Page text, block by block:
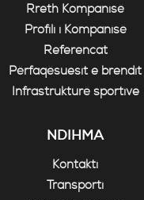
Rreth Kompanisë
Profili i Kompanisë
Referencat
Përfaqësuesit e brendit
Infrastrukturë sportive
NDIHMA
Kontakti
Transporti